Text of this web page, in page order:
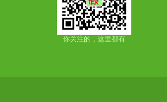
你关注的，这里都有